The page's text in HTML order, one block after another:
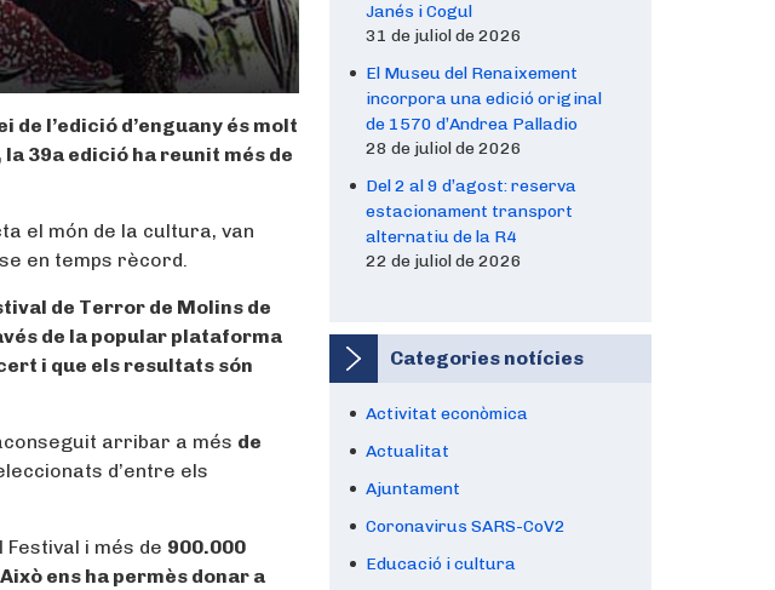
de l’edició d’enguany és molt
39a edició ha reunit més de
el món de la cultura, van
en temps rècord.
de Terror de Molins de
de la popular plataforma
i que els resultats són
arribar a més de
d’entre els
Festival i més de 900.000
ens ha permès donar a
Janés i Cogul
31 de juliol de 2026
El Museu del Renaixement
incorpora una edició original
de 1570 d’Andrea Palladio
28 de juliol de 2026
Del 2 al 9 d’agost: reserva
estacionament transport
alternatiu de la R4
22 de juliol de 2026
Categories notícies
Activitat econòmica
Actualitat
Ajuntament
Coronavirus SARS-CoV2
Educació i cultura